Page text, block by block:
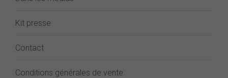
Kit presse
Contact
Conditions générales de vente